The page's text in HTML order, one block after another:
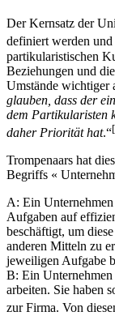
Der Kernsatz der
definiert werden
partikularistischen
Beziehungen und
Umstände wichtiger
glauben, dass der
dem Partikularisten
daher Priorität hat.“
Trompenaars hat
Begriffs «
A: Ein
Aufgaben auf
beschäftigt, um
anderen Mitteln zu
jeweiligen Aufgabe
B: Ein Unternehmen
arbeiten. Sie haben
zur Firma. Von